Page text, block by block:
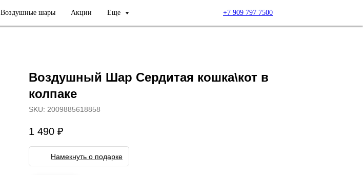
Воздушные шары Акции Еще +7 909 797 7500
Воздушный Шар Сердитая кошка\кот в
колпаке
SKU: 2009885618858
1 490 ₽
Намекнуть о подарке